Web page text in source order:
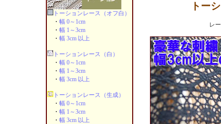
トーションレース（オフ白）
・ 幅 0～1cm
・ 幅 1～3cm
・ 幅 3cm 以上
トーションレース（白）
・ 幅 0～1cm
・ 幅 1～3cm
・ 幅 3cm 以上
トーションレース（生成）
・ 幅 0～1cm
・ 幅 1～3cm
・ 幅 3cm 以上
トー
レ